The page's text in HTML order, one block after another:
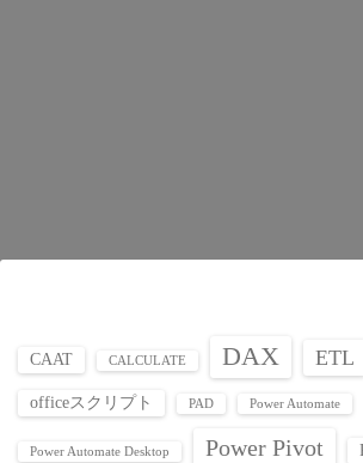
CAAT CALCULATE DAX ETL
officeスクリプト PAD Power Automate
Power Automate Desktop Power Pivot